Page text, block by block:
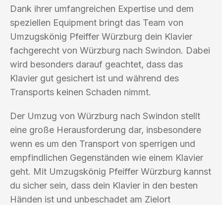
Dank ihrer umfangreichen Expertise und dem
speziellen Equipment bringt das Team von
Umzugskönig Pfeiffer Würzburg dein Klavier
fachgerecht von Würzburg nach Swindon. Dabei
wird besonders darauf geachtet, dass das
Klavier gut gesichert ist und während des
Transports keinen Schaden nimmt.
Der Umzug von Würzburg nach Swindon stellt
eine große Herausforderung dar, insbesondere
wenn es um den Transport von sperrigen und
empfindlichen Gegenständen wie einem Klavier
geht. Mit Umzugskönig Pfeiffer Würzburg kannst
du sicher sein, dass dein Klavier in den besten
Händen ist und unbeschadet am Zielort